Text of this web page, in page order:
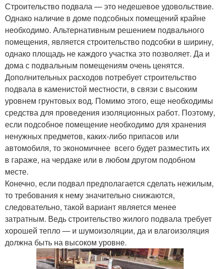
Строительство подвала — это недешевое удовольствие.
Однако наличие в доме подсобных помещений крайне
необходимо. Альтернативным решением подвального
помещения, является строительство подсобки в ширину,
однако площадь не каждого участка это позволяет. Да и
дома с подвальным помещениям очень ценятся.
Дополнительных расходов потребует строительство
подвала в каменистой местности, в связи с высоким
уровнем грунтовых вод. Помимо этого, еще необходимы
средства для проведения изоляционных работ. Поэтому,
если подсобное помещение необходимо для хранения
ненужных предметов, каких-либо припасов или
автомобиля, то экономичнее всего будет разместить их
в гараже, на чердаке или в любом другом подобном
месте.
Конечно, если подвал предполагается сделать нежилым,
то требования к нему значительно снижаются,
следовательно, такой вариант является менее
затратным. Ведь строительство жилого подвала требует
хорошей тепло — и шумоизоляции, да и влагоизоляция
должна быть на высоком уровне.